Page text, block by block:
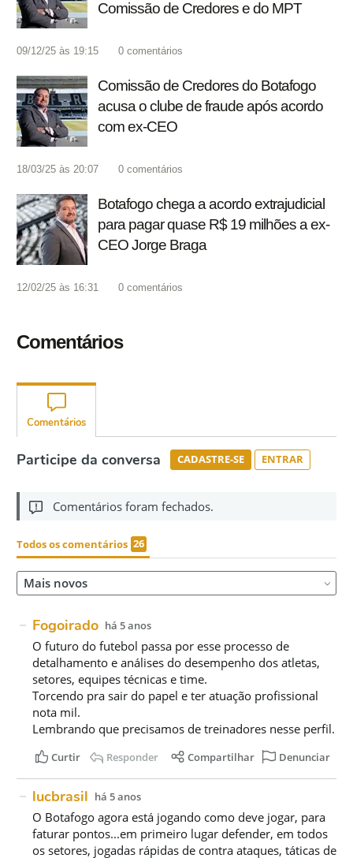
Comissão de Credores e do MPT
09/12/25 às 19:15 0 comentários
Comissão de Credores do Botafogo
acusa o clube de fraude após acordo
com ex-CEO
18/03/25 às 20:07 0 comentários
Botafogo chega a acordo extrajudicial
para pagar quase R$ 19 milhões a ex-
CEO Jorge Braga
12/02/25 às 16:31 0 comentários
Comentários